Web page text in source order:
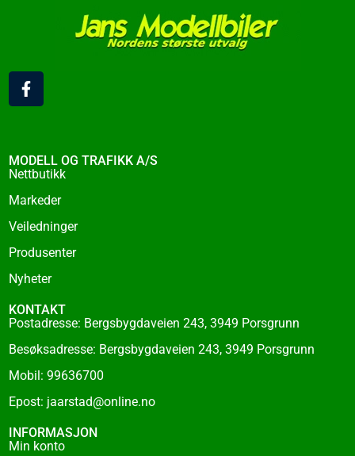
F
a
c
o
o
-
f
MODELL OG TRAFIKK A/S
Nettbutikk
Markeder
Veiledninger
Produsenter
Nyheter
KONTAKT
Postadresse: Bergsbygdaveien 243, 3949 Porsgrunn
Besøksadresse: Bergsbygdaveien 243, 3949 Porsgrunn
Mobil: 99636700
Epost: jaarstad@online.no
INFORMASJON
Min konto